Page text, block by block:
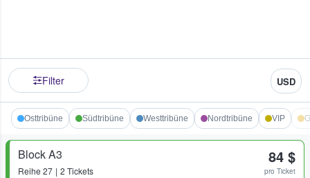
Filter USD
Osttribüne Südtribüne Westtribüne Nordtribüne VIP
Block A3
Reihe 27 2 Tickets
84 $
pro Ticket